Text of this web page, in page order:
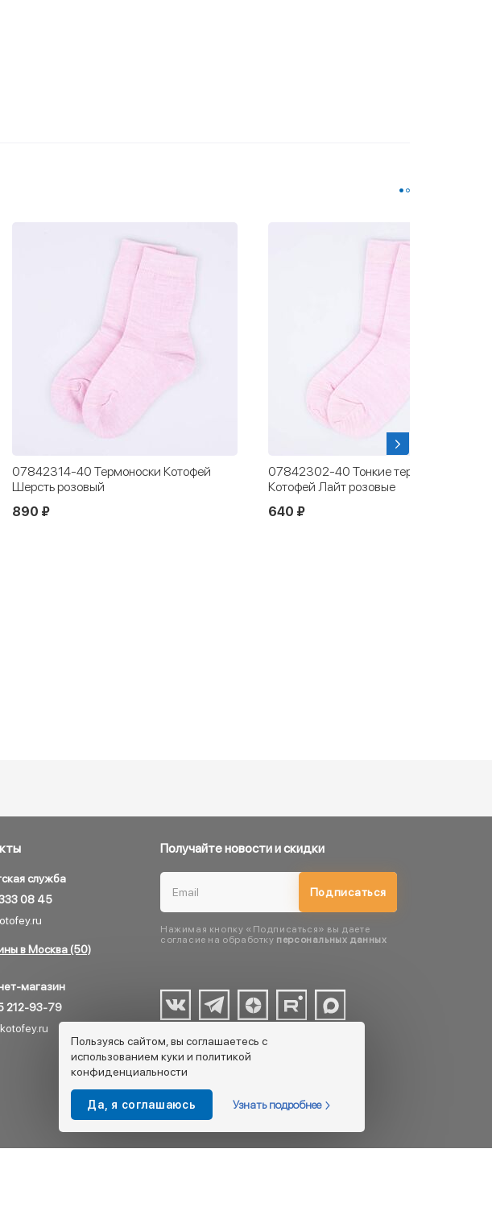
07842314-40 Термоноски Котофей
Шерсть розовый
890 ₽
07842302-40 Тонкие термоноски
Котофей Лайт розовые
640 ₽
служба
08 45
в Москва (50)
магазин
212-93-79
Получайте новости и скидки
Подписаться
Нажимая кнопку «Подписаться» вы даете
согласие на обработку персональных данных
Пользуясь сайтом, вы соглашаетесь с
использованием куки и политикой
конфиденциальности
Да, я соглашаюсь Узнать подробнее